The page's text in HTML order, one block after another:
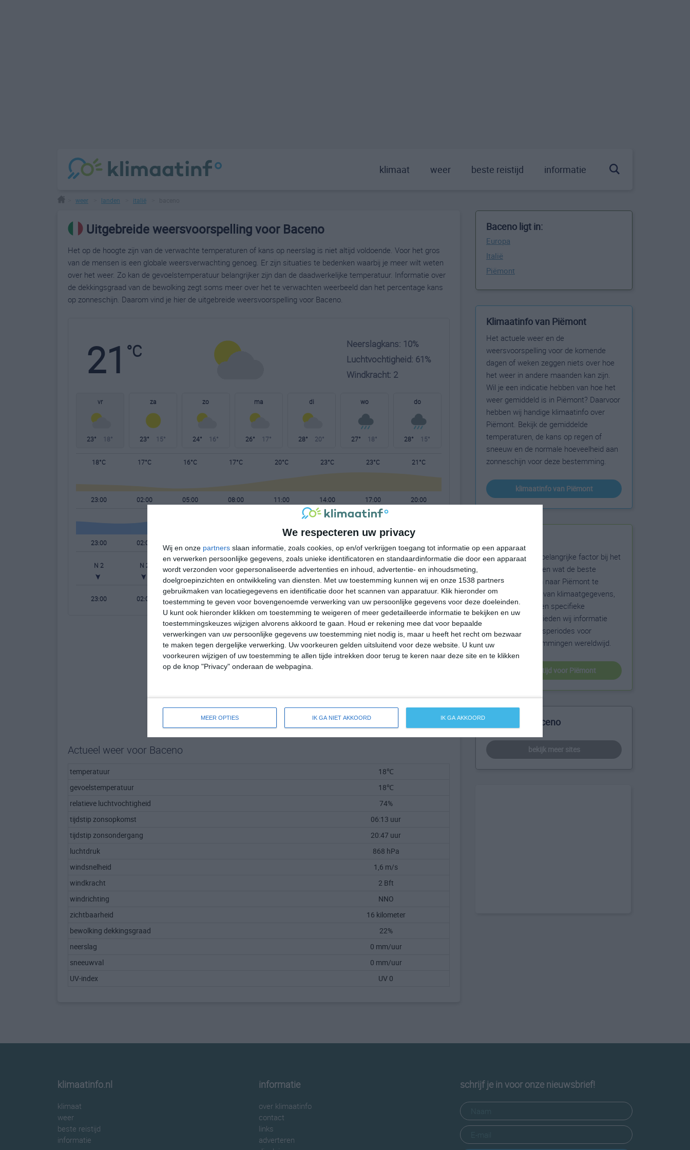
We respecteren uw privacy
Wij en onze partners slaan informatie, zoals cookies, op en/of verkrijgen toegang tot informatie op een apparaat
en verwerken persoonlijke gegevens, zoals unieke identificatoren en standaardinformatie die door een apparaat
wordt verzonden voor gepersonaliseerde advertenties en inhoud, advertentie- en inhoudsmeting,
doelgroepinzichten en ontwikkeling van diensten.
Met uw toestemming kunnen wij en onze 1538 partners
gebruikmaken van locatiegegevens en identificatie door het scannen van apparatuur. Klik hieronder om
toestemming te geven voor bovengenoemde verwerking van uw persoonlijke gegevens voor deze doeleinden.
U kunt ook hieronder klikken om toestemming te weigeren of meer gedetailleerde informatie te bekijken en uw
toestemmingskeuzes wijzigen alvorens akkoord te gaan.
Houd er rekening mee dat voor bepaalde
verwerkingen van uw persoonlijke gegevens uw toestemming niet nodig is, maar u heeft het recht om bezwaar
te maken tegen dergelijke verwerking. Uw voorkeuren gelden uitsluitend voor deze website. U kunt uw
voorkeuren wijzigen of uw toestemming te allen tijde intrekken door terug te keren naar deze site en te klikken
op de knop "Privacy" onderaan de webpagina.
MEER OPTIES IK GA NIET AKKOORD IK GA AKKOORD
klimaat weer beste reistijd informatie
weer landen italië
Uitgebreide weersvoorspelling voor Baceno
Het op de hoogte zijn van de verwachte temperaturen of kans op neerslag is niet altijd voldoende. Voor het gros
van de mensen is een globale weersverwachting genoeg. Er zijn situaties te bedenken waarbij je meer wilt weten
over het weer. Zo kan de gevoelstemperatuur belangrijker zijn dan de daadwerkelijke temperatuur. Informatie over
de dekkingsgraad van de bewolking zegt soms meer over het te verwachten weerbeeld dan het percentage kans
op zonneschijn. Daarom vind je hier de uitgebreide weersvoorspelling voor Baceno.
21 °C
Neerslagkans: 10%
Luchtvochtigheid: 61%
Windkracht: 2
vr
23° 18°
za
23° 15°
zo
24° 16°
ma
26° 17°
di
28° 20°
wo
27° 18°
do
28° 15°
18°C 17°C 16°C 17°C 20°C 23°C 23°C 21°C
23:00 02:00 05:00 08:00 11:00 14:00 17:00 20:00
23:00 02:00
N 2 N 2 N 1 ZZW 2 Z 2 ZZW 2
23:00 02:00 05:00 14:00
Actueel weer voor Baceno
temperatuur
18℃
gevoelstemperatuur
18℃
relatieve luchtvochtigheid
74%
tijdstip zonsopkomst
06:13 uur
tijdstip zonsondergang
20:47 uur
luchtdruk
868 hPa
windsnelheid
1,6 m/s
windkracht
2 Bft
windrichting
NNO
zichtbaarheid
16 kilometer
bewolking dekkingsgraad
22%
neerslag
0 mm/uur
sneeuwval
0 mm/uur
UV-index
UV 0
Baceno ligt in:
Europa
Italië
Piëmont
Klimaatinfo van Piëmont
Het actuele weer en de
weersvoorspelling voor de komende
dagen of weken zeggen niets over hoe
het weer in andere maanden kan zijn.
Wil je een indicatie hebben van hoe het
weer gemiddeld is in Piëmont? Daarvoor
hebben wij handige klimaatinfo over
Piëmont. Bekijk de gemiddelde
temperaturen, de kans op regen of
sneeuw en de normale hoeveelheid aan
zonneschijn voor deze bestemming.
klimaatinfo van Piëmont
Het weer is een belangrijke factor bij het
reizen. Wil je weten wat de beste
maanden zijn om naar Piëmont te
reizen? Op basis van klimaatgegevens,
weersextremen en specifieke
weerinformatie bieden wij informatie
over de beste reisperiodes voor
duizenden bestemmingen wereldwijd.
beste reistijd voor Piëmont
Meer over Baceno
bekijk meer sites
klimaatinfo.nl
klimaat
weer
beste reistijd
informatie
informatie
over klimaatinfo
contact
links
adverteren
schrijf je in voor onze nieuwsbrief!